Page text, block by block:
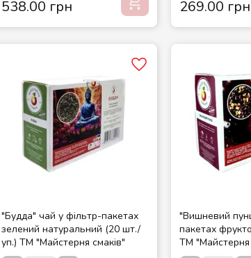
538.00 грн 269.00 грн
"Будда" чай у фільтр-пакетах
зелений натуральний (20 шт./
уп.) ТМ "Майстерня смаків"
"Вишневий
пакетах
ТМ "Майстерня